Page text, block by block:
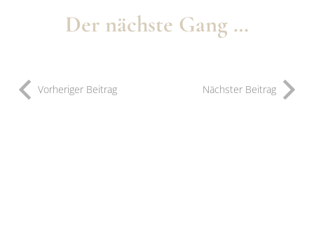
Der nächste Gang …
Vorheriger Beitrag Nächster Beitrag